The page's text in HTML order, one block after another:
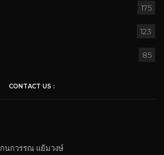
175
123
85
CONTACT US :
กนกวรรณ​ แย้ม​วงษ์